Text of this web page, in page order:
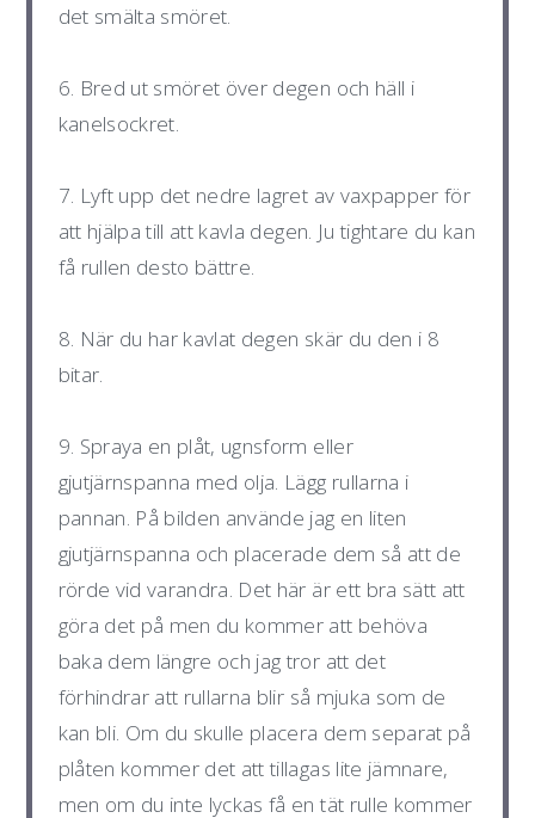
det smälta smöret.
6. Bred ut smöret över degen och häll i
kanelsockret.
7. Lyft upp det nedre lagret av vaxpapper för
att hjälpa till att kavla degen. Ju tightare du kan
få rullen desto bättre.
8. När du har kavlat degen skär du den i 8
bitar.
9. Spraya en plåt, ugnsform eller
gjutjärnspanna med olja. Lägg rullarna i
pannan. På bilden använde jag en liten
gjutjärnspanna och placerade dem så att de
rörde vid varandra. Det här är ett bra sätt att
göra det på men du kommer att behöva
baka dem längre och jag tror att det
förhindrar att rullarna blir så mjuka som de
kan bli. Om du skulle placera dem separat på
plåten kommer det att tillagas lite jämnare,
men om du inte lyckas få en tät rulle kommer